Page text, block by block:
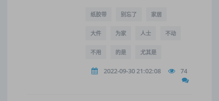
纸胶带 别忘了 家居
大件 为家 人士 不动
不用 的是 尤其是
2022-09-30 21:02:08 74